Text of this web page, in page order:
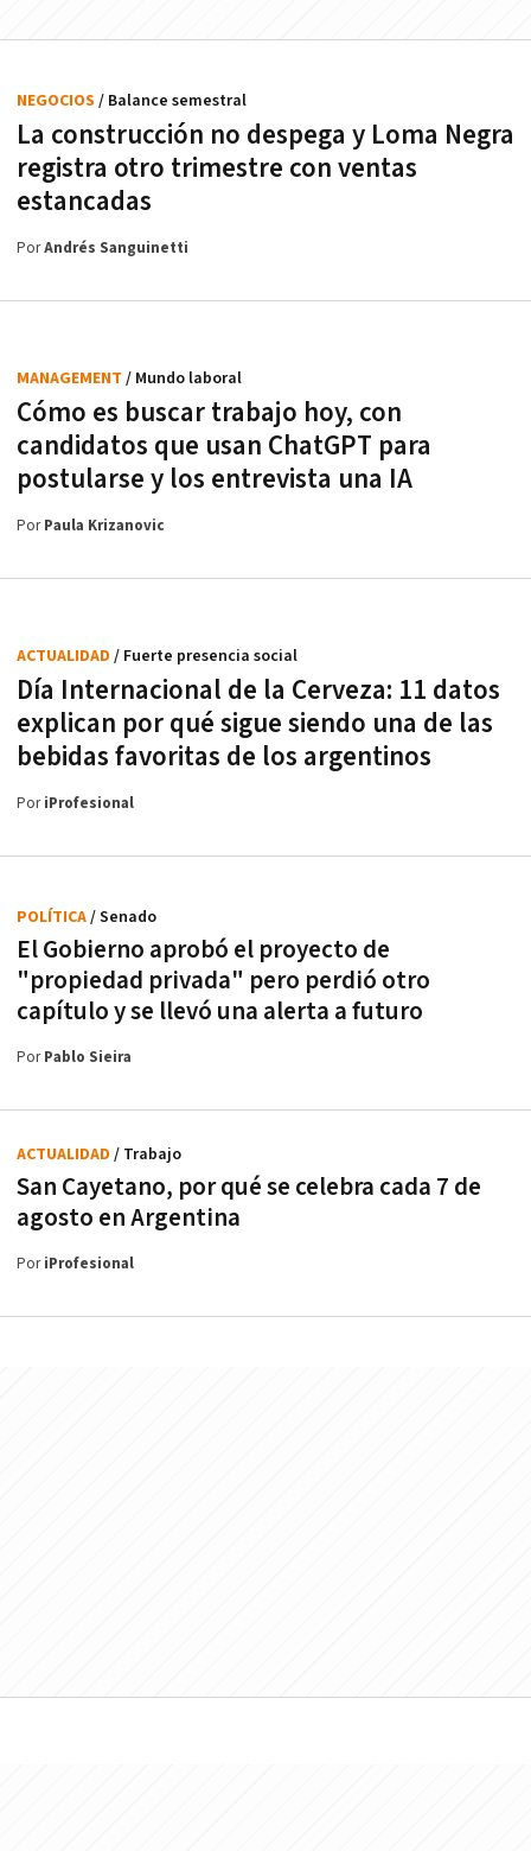
La construcción no despega y Loma Negra
registra otro trimestre con ventas
estancadas
NEGOCIOS / Balance semestral
PorAndrés Sanguinetti
Cómo es buscar trabajo hoy, con
candidatos que usan ChatGPT para
postularse y los entrevista una IA
MANAGEMENT / Mundo laboral
PorPaula Krizanovic
Día Internacional de la Cerveza: 11 datos
explican por qué sigue siendo una de las
bebidas favoritas de los argentinos
ACTUALIDAD / Fuerte presencia social
PoriProfesional
El Gobierno aprobó el proyecto de
"propiedad privada" pero perdió otro
capítulo y se llevó una alerta a futuro
POLÍTICA/ Senado
PorPablo Sieira
San Cayetano, por qué se celebra cada 7 de
agosto en Argentina
ACTUALIDAD / Trabajo
PoriProfesional